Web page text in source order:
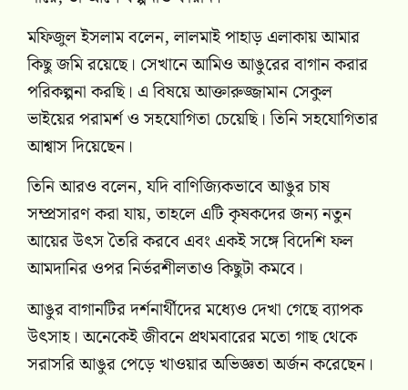
মফিজুল ইসলাম বলেন, লালমাই পাহাড় এলাকায় আমার
কিছু জমি রয়েছে। সেখানে আমিও আঙুরের বাগান করার
পরিকল্পনা করছি। এ বিষয়ে আক্তারুজ্জামান সেকুল
ভাইয়ের পরামর্শ ও সহযোগিতা চেয়েছি। তিনি সহযোগিতার
আশ্বাস দিয়েছেন।
তিনি আরও বলেন, যদি বাণিজ্যিকভাবে আঙুর চাষ
সম্প্রসারণ করা যায়, তাহলে এটি কৃষকদের জন্য নতুন
আয়ের উৎস তৈরি করবে এবং একই সঙ্গে বিদেশি ফল
আমদানির ওপর নির্ভরশীলতাও কিছুটা কমবে।
আঙুর বাগানটির দর্শনার্থীদের মধ্যেও দেখা গেছে ব্যাপক
উৎসাহ। অনেকেই জীবনে প্রথমবারের মতো গাছ থেকে
সরাসরি আঙুর পেড়ে খাওয়ার অভিজ্ঞতা অর্জন করেছেন।